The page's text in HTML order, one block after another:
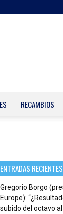
RECAMBIOS
ENTRADAS RECIENTES
Gregorio Borgo
Europe):
subido del octavo